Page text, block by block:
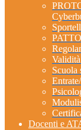
Scuola
Docenti e